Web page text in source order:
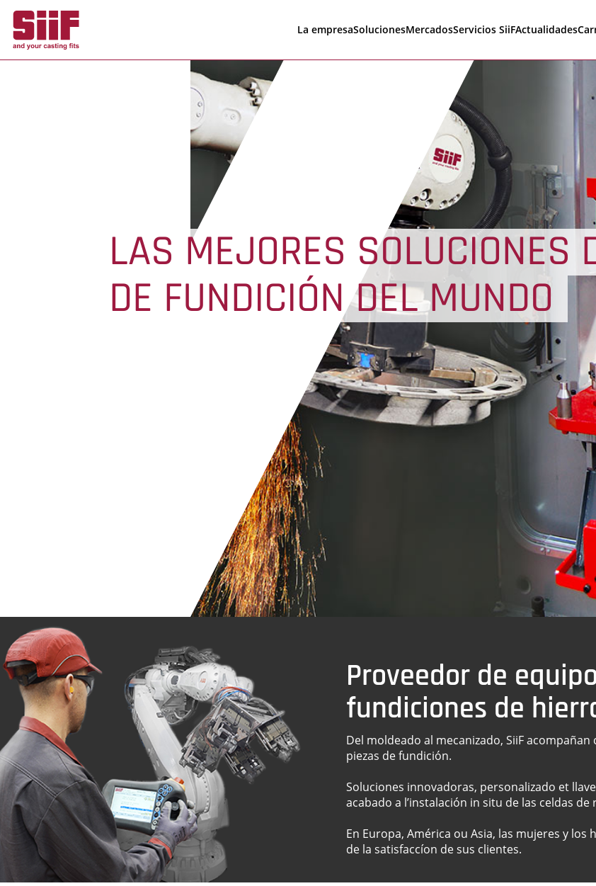
La empresaSolucionesMercadosServicios SiiFActualidades
LAS MEJORES SOLUCIONES
DE FUNDICIÓN DEL MUNDO
Proveedor de
fundiciones de
Del moldeado al mecanizado, SiiF
piezas de fundición.
Soluciones innovadoras, personalizado et
acabado a l’instalación in situ de las celdas
En Europa, América ou Asia, las mujeres y
de la satisfaccíon de sus clientes.
Panel de gestión de cookies